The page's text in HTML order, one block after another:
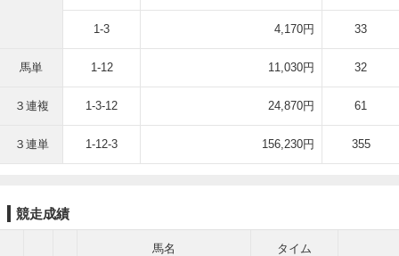
1-3 4,170円 33
馬単 1-12 11,030円 32
３連複 1-3-12 24,870円 61
３連単 1-12-3 156,230円 355
競走成績
馬名
タイム